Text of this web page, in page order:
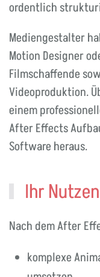
ordentlich
Mediengestalter
Motion Designer
Filmschaffende
Videoproduktion.
einem
After Effects
Software heraus.
Ihr
Nach dem After
komplexe